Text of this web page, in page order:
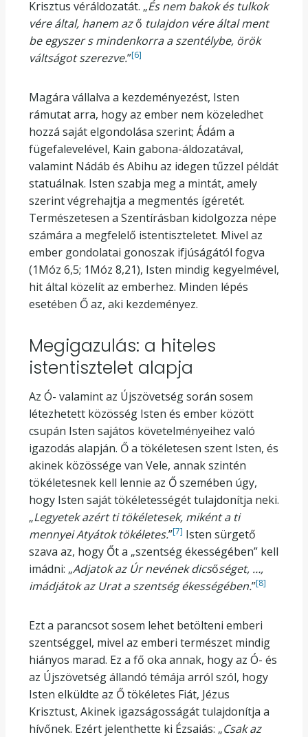
Krisztus véráldozatát. „És nem bakok és tulkok
vére által, hanem aző tulajdon vére által ment
be egyszer s mindenkorra a szentélybe, örök
váltságot szerezve.”[6]
Magára vállalva a kezdeményezést, Isten
rámutat arra, hogy az ember nem közeledhet
hozzá saját elgondolása szerint; Ádám a
fügefalevelével, Kain gabona-áldozatával,
valamint Nádáb és Abihu az idegen tűzzel példát
statuálnak. Isten szabja meg a mintát, amely
szerint végrehajtja a megmentés ígéretét.
Természetesen a Szentírásban kidolgozza népe
számára a megfelelő istentiszteletet. Mivel az
ember gondolatai gonoszak ifjúságától fogva
(1Móz 6,5; 1Móz 8,21), Isten mindig kegyelmével,
hit által közelít az emberhez. Minden lépés
esetében Ő az, aki kezdeményez.
Megigazulás: a hiteles
istentisztelet alapja
Az Ó- valamint az Újszövetség során sosem
létezhetett közösség Isten és ember között
csupán Isten sajátos követelményeihez való
igazodás alapján. Ő a tökéletesen szent Isten, és
akinek közössége van Vele, annak szintén
tökéletesnek kell lennie az Ő szemében úgy,
hogy Isten saját tökéletességét tulajdonítja neki.
„Legyetek azért ti tökéletesek, miként a ti
mennyei Atyátok tökéletes.”[7] Isten sürgető
szava az, hogy Őt a „szentség ékességében” kell
imádni: „Adjatok az Úr nevének dicsőséget, …,
imádjátok az Urat a szentség ékességében.”[8]
Ezt a parancsot sosem lehet betölteni emberi
szentséggel, mivel az emberi természet mindig
hiányos marad. Ez a fő oka annak, hogy az Ó- és
az Újszövetség állandó témája arról szól, hogy
Isten elküldte az Ő tökéletes Fiát, Jézus
Krisztust, Akinek igazságosságát tulajdonítja a
hívőnek. Ezért jelenthette ki Ézsaiás: „Csak az